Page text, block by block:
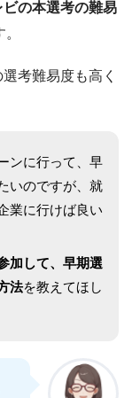
ビの本選考の難易
考難易度も高く
ンに行って、早
いのですが、就
業に行けば良い
加して、早期選
法を教えてほし